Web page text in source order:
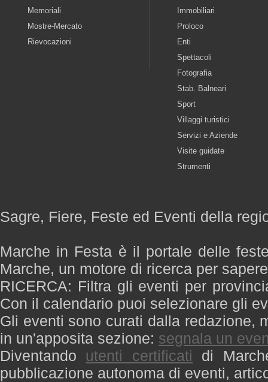
Memoriali
Mostre-Mercato
Rievocazioni
Immobiliari
Proloco
Enti
Spettacoli
Fotografia
Stab. Balneari
Sport
Villaggi turistici
Servizi e Aziende
Visite guidate
Strumenti
Sagre, Fiere, Feste ed Eventi della
Marche in Festa è il portale delle
Marche, un motore di ricerca per
RICERCA: Filtra gli eventi per
Con il calendario puoi selezionare gli
Gli eventi sono curati dalla redazione,
in un'apposita sezione: segnala un
Diventando utenti certificati di
pubblicazione autonoma di eventi,